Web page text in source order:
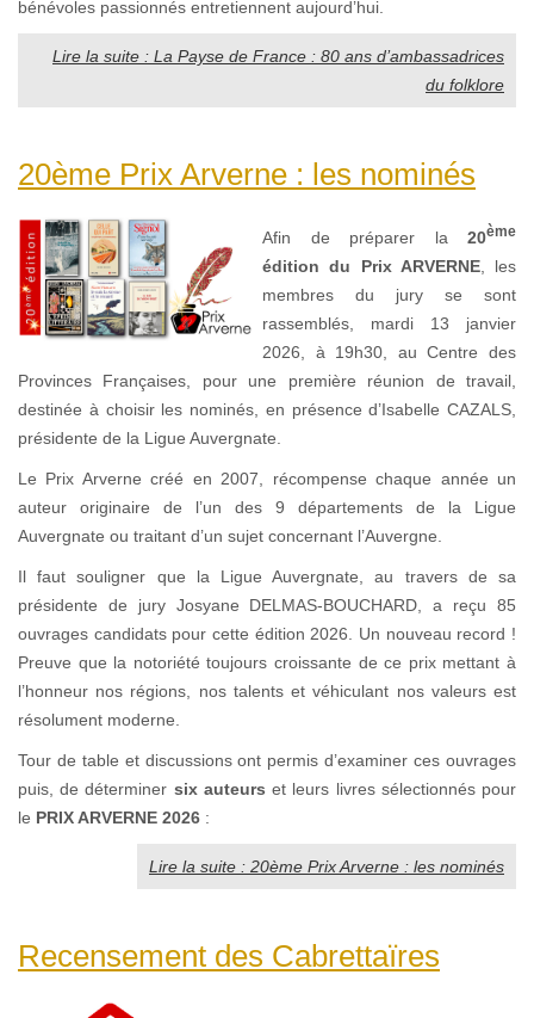
bénévoles passionnés entretiennent aujourd’hui.
Lire la suite : La Payse de France : 80 ans d’ambassadrices
du folklore
20ème Prix Arverne : les nominés
Afin de préparer la 20ème
édition du Prix ARVERNE, les
membres du jury se sont
rassemblés, mardi 13 janvier
2026, à 19h30, au Centre des
Provinces Françaises, pour une première réunion de travail,
destinée à choisir les nominés, en présence d’Isabelle CAZALS,
présidente de la Ligue Auvergnate.
Le Prix Arverne créé en 2007, récompense chaque année un
auteur originaire de l’un des 9 départements de la Ligue
Auvergnate ou traitant d’un sujet concernant l’Auvergne.
Il faut souligner que la Ligue Auvergnate, au travers de sa
présidente de jury Josyane DELMAS-BOUCHARD, a reçu 85
ouvrages candidats pour cette édition 2026. Un nouveau record !
Preuve que la notoriété toujours croissante de ce prix mettant à
l’honneur nos régions, nos talents et véhiculant nos valeurs est
résolument moderne.
Tour de table et discussions ont permis d’examiner ces ouvrages
puis, de déterminer six auteurs et leurs livres sélectionnés pour
le PRIX ARVERNE 2026 :
Lire la suite : 20ème Prix Arverne : les nominés
Recensement des Cabrettaïres